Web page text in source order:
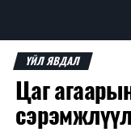
ҮЙЛ ЯВДАЛ
Цаг